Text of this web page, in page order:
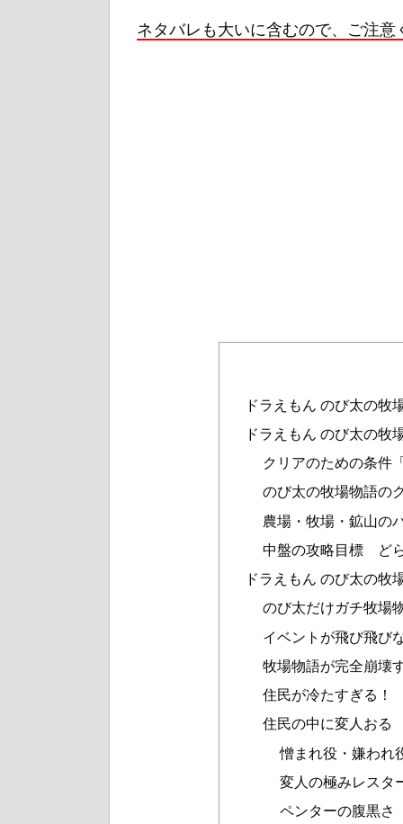
ネタバレも大いに含むので、ご注意
ドラえもん のび太の牧
ドラえもん のび太の牧
クリアのための条件
のび太の牧場物語の
農場・牧場・鉱山の
中盤の攻略目標 ど
ドラえもん のび太の牧
のび太だけガチ牧場
イベントが飛び飛び
牧場物語が完全崩壊
住民が冷たすぎる！
住民の中に変人おる
憎まれ役・嫌われ
変人の極みレスタ
ペンターの腹黒さ